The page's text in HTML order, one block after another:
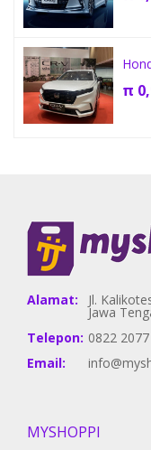
π
Alamat: Jl.
Jawa
Telepon: 0822
Email:
MYSHOPPI